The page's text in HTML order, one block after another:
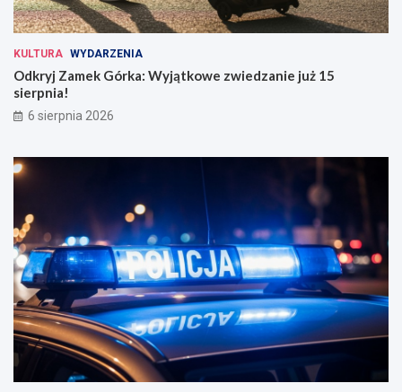
KULTURA WYDARZENIA
Odkryj Zamek Górka: Wyjątkowe zwiedzanie już 15
sierpnia!
6 sierpnia 2026